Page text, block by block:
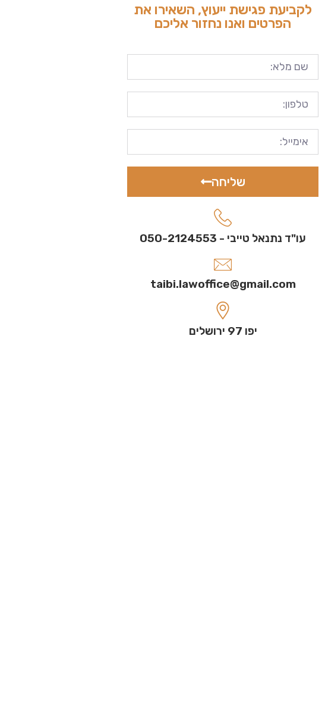
לקביעת פגישת ייעוץ, השאירו את
הפרטים ואנו נחזור אליכם
שליחה
עו"ד נתנאל טייבי - 050-2124553
taibi.lawoffice@gmail.com
יפו 97 ירושלים